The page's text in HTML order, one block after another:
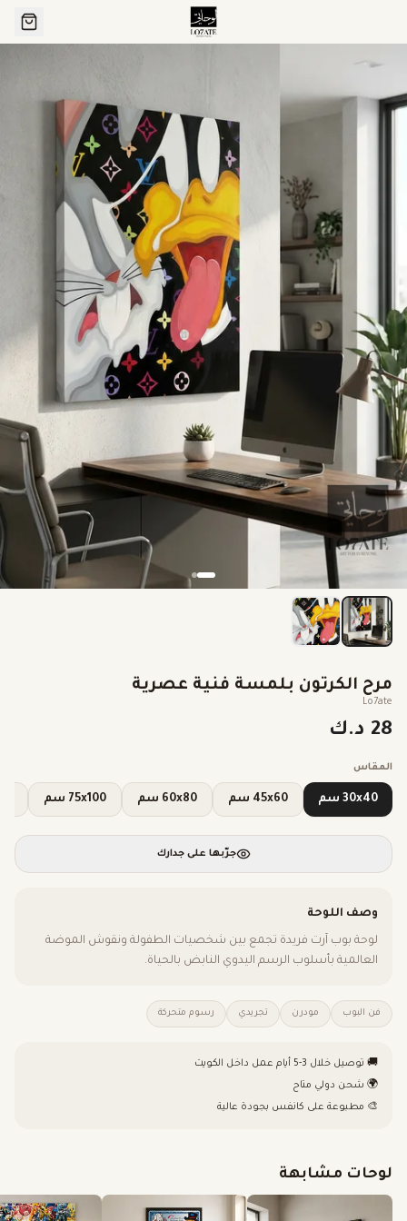
مرح الكرتون بلمسة فنية عصرية
Lo7ate
28 د.ك
المقاس
30x40 سم 45x60 سم 60x80 سم 75x100 سم
جرّبها على جدارك
وصف اللوحة
لوحة بوب آرت فريدة تجمع بين شخصيات الطفولة ونقوش الموضة
العالمية بأسلوب الرسم اليدوي النابض بالحياة.
فن البوب مودرن تجريدي رسوم متحركة
🚚 توصيل خلال 3-5 أيام عمل داخل الكويت
🌍 شحن دولي متاح
🎨 مطبوعة على كانفس بجودة عالية
لوحات مشابهة